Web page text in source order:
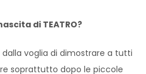
di TEATRO?
voglia di dimostrare a tutti
soprattutto dopo le piccole